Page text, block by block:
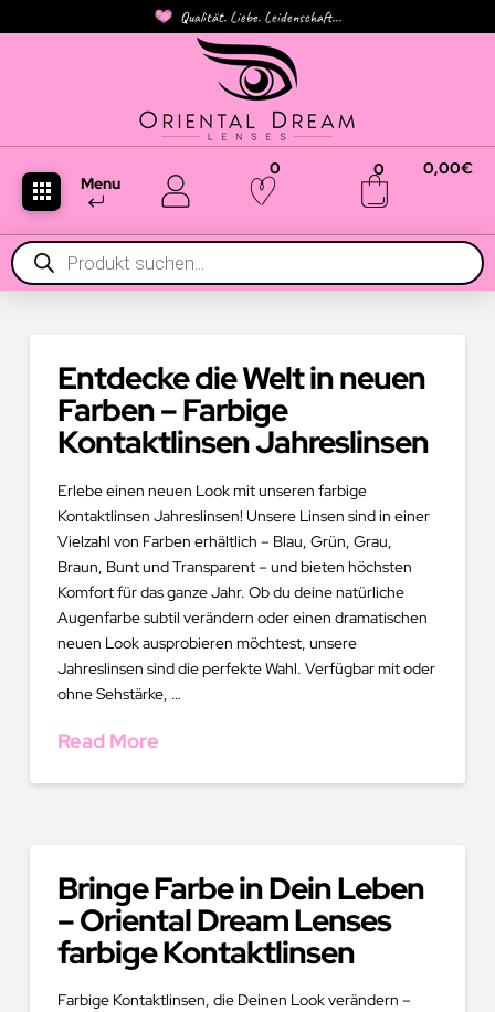
Qualität. Liebe. Leidenschaft...
Menu
0 0 0,00€
Products
search
Entdecke die Welt in neuen
Farben – Farbige
Kontaktlinsen Jahreslinsen
Erlebe einen neuen Look mit unseren farbige
Kontaktlinsen Jahreslinsen! Unsere Linsen sind in einer
Vielzahl von Farben erhältlich – Blau, Grün, Grau,
Braun, Bunt und Transparent – und bieten höchsten
Komfort für das ganze Jahr. Ob du deine natürliche
Augenfarbe subtil verändern oder einen dramatischen
neuen Look ausprobieren möchtest, unsere
Jahreslinsen sind die perfekte Wahl. Verfügbar mit oder
ohne Sehstärke, …
Read More
Bringe Farbe in Dein Leben
– Oriental Dream Lenses
farbige Kontaktlinsen
Farbige Kontaktlinsen, die Deinen Look verändern –